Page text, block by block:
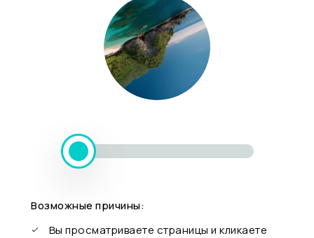
Возможные причины:
Вы просматриваете страницы и кликаете